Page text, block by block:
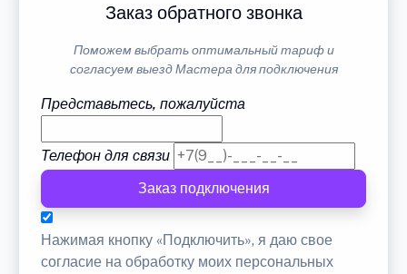
Заказ обратного звонка
Поможем выбрать оптимальный тариф и
согласуем выезд Мастера для подключения
Представьтесь, пожалуйста
Телефон для связи
Заказ подключения
Нажимая кнопку «Подключить», я даю свое
согласие на обработку моих персональных